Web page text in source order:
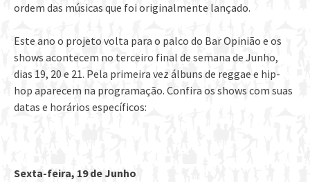
ordem das músicas que foi originalmente lançado.
Este ano o projeto volta para o palco do Bar Opinião e os
shows acontecem no terceiro final de semana de Junho,
dias 19, 20 e 21. Pela primeira vez álbuns de reggae e hip-
hop aparecem na programação. Confira os shows com suas
datas e horários específicos:
Sexta-feira, 19 de Junho